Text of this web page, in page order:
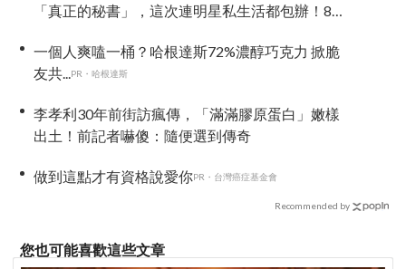
「真正的秘書」，這次連明星私生活都包辦！8月
一個人爽嗑一桶？哈根達斯72%濃醇巧克力 掀脆
友共...PR・哈根達斯
李孝利30年前街訪瘋傳，「滿滿膠原蛋白」嫩樣
出土！前記者嚇傻：隨便選到傳奇
做到這點才有資格說愛你PR・台灣癌症基金會
Recommended by
您也可能喜歡這些文章